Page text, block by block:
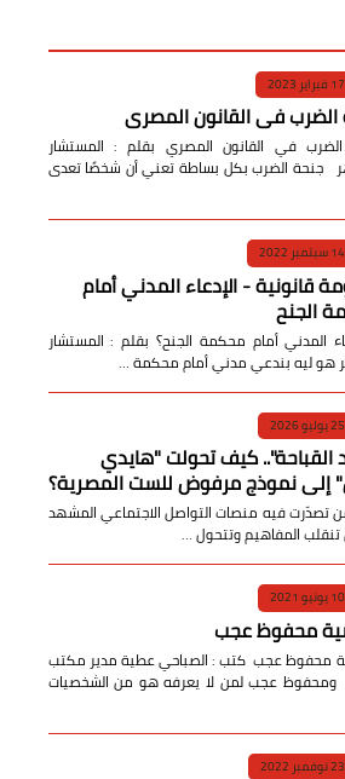
17 فبراير 2023
في القانون المصري
في القانون المصري بقلم : المستشار
جنحة الضرب بكل بساطة تعني أن شخصًا تعدى
14 سبتمبر 2022
قانونية - الإدعاء المدني أمام
الجنح
المدني أمام محكمة الجنح؟ بقلم : المستشار
هو ليه بندعي مدني أمام محكمة …
25 يوليو 2026
القباحة".. كيف تحولت "هايدي
إلى نموذج مرفوض للست المصرية؟
فيه منصات التواصل الاجتماعي المشهد
تنقلب المفاهيم وتتحول …
10 يونيو 2021
محفوظ عجب
محفوظ عجب كتب : الصباحي عطية مدير مكتب
عجب لمن لا يعرفه هو من الشخصيات
23 نوفمبر 2022